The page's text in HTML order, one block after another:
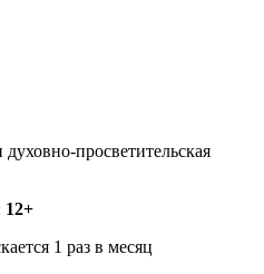
просветительская
12+
1 раз в месяц